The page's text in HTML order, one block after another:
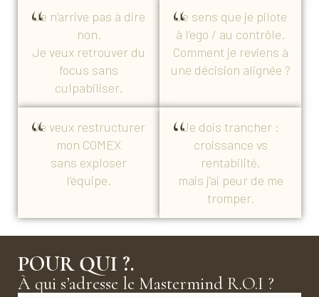
Je n’arrive pas à dire
non.
Je veux retrouver du
focus sans
culpabiliser.
Je sens que je pilote
à l’ego / au contrôle.
Comment je reviens à
une décision alignée ?
Je veux restructurer
mon COMEX
sans exploser
l’équipe.
Je dois trancher :
croissance vs
rentabilité,
mais j’ai peur de me
tromper.
POUR QUI ?.
À qui s’adresse le Mastermind R.O.I ?